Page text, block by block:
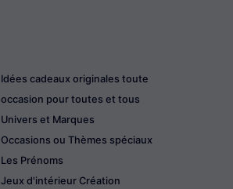
Idées cadeaux originales toute
occasion pour toutes et tous
Univers et Marques
Occasions ou Thèmes spéciaux
Les Prénoms
Jeux d'intérieur Création